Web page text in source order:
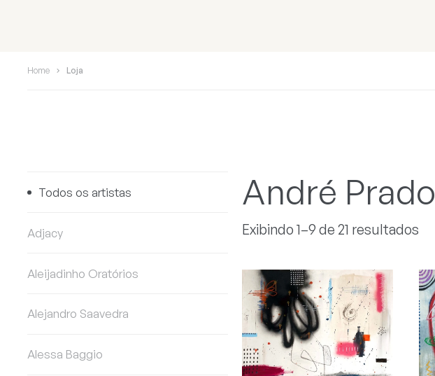
Home Loja
Todos os artistas
Adjacy
Aleijadinho Oratórios
Alejandro Saavedra
Alessa Baggio
André Prado
Exibindo 1–9 de 21 resultados